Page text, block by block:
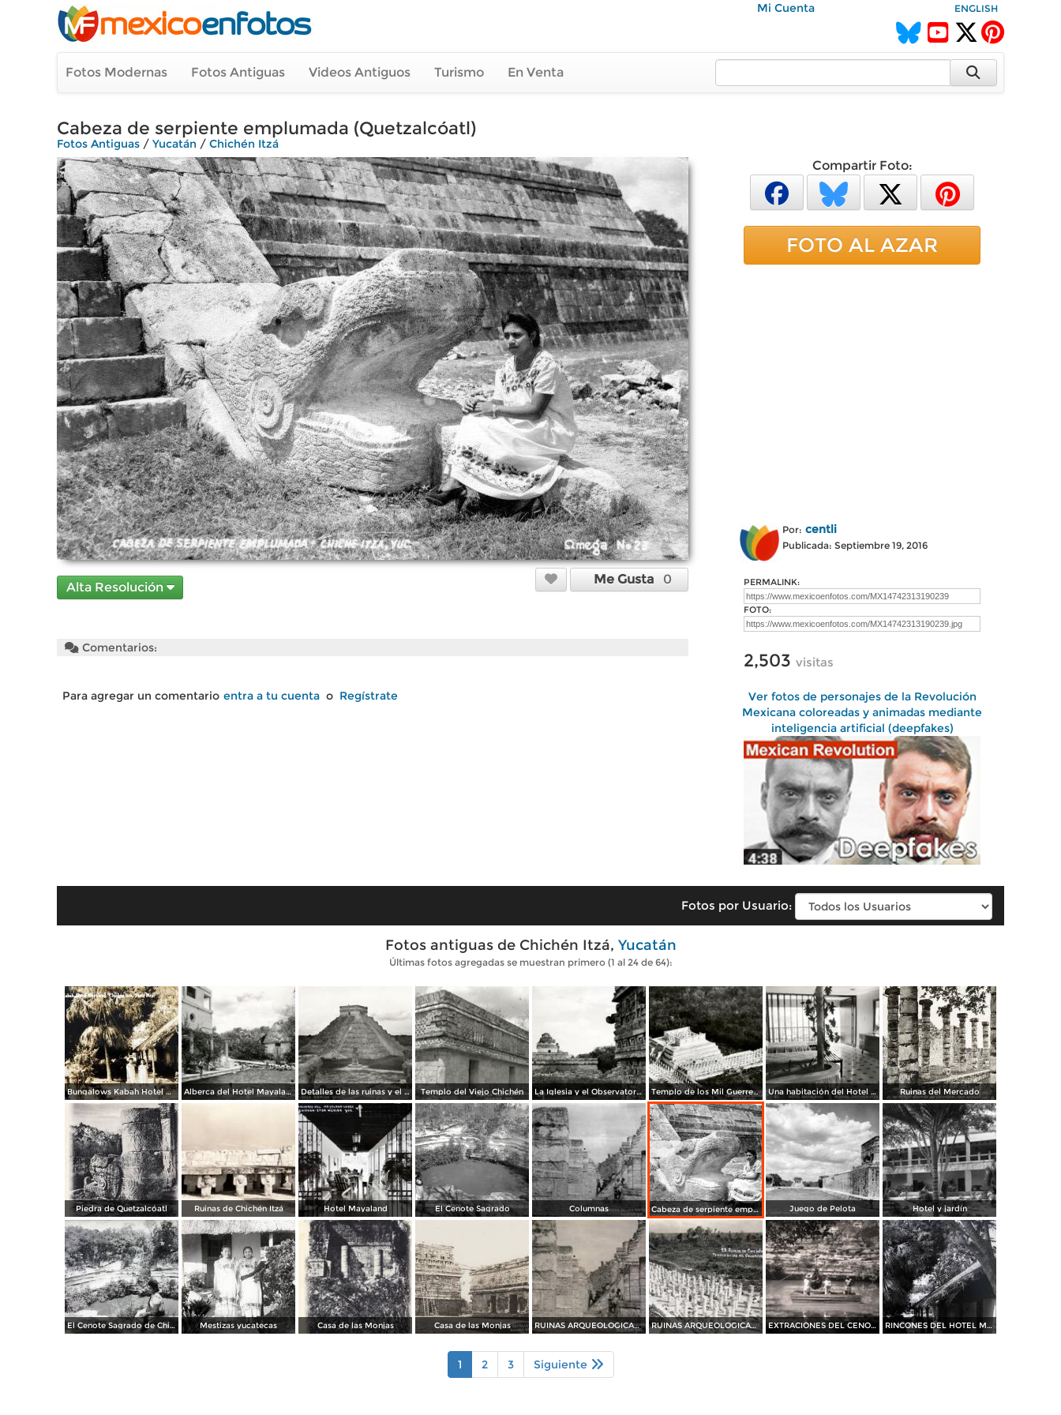
Mi Cuenta ENGLISH
Fotos Modernas Fotos Antiguas Videos Antiguos Turismo En Venta
Cabeza de serpiente emplumada (Quetzalcóatl)
Fotos Antiguas / Yucatán / Chichén Itzá
Alta Resolución
Me Gusta 0
Comentarios:
Para agregar un comentario entra a tu cuenta o Regístrate
Compartir Foto:
FOTO AL AZAR
Por: centli
Publicada: Septiembre 19, 2016
PERMALINK:
FOTO:
2,503 visitas
Ver fotos de personajes de la Revolución
Mexicana coloreadas y animadas mediante
inteligencia artificial (deepfakes)
Fotos por Usuario:
Fotos antiguas de Chichén Itzá, Yucatán
Últimas fotos agregadas se muestran primero (1 al 24 de 64):
Bungalows Kabah Hotel Mayaland. Alberca del Hotel Mayaland Detalles de las ruinas y el castillo Templo del Viejo Chichén La Iglesia y el Observatorio Templo de los Mil Guerreros Una habitación del Hotel Mayaland Ruinas del Mercado
Piedra de Quetzalcóatl Ruinas de Chichén Itzá Hotel Mayaland El Cenote Sagrado Columnas Cabeza de serpiente emplumada (Quetzalcóatl) Juego de Pelota Hotel y jardín
El Cenote Sagrado de Chichen Itza Yucatan Mestizas yucatecas Casa de las Monjas Casa de las Monjas RUINAS ARQUEOLOGICAS Las Columnas RUINAS ARQUEOLOGICAS El templo de las mil Columnas EXTRACIONES DEL CENOTE SAGRADO RINCONES DEL HOTEL MAYALAND
1 2 3 Siguiente